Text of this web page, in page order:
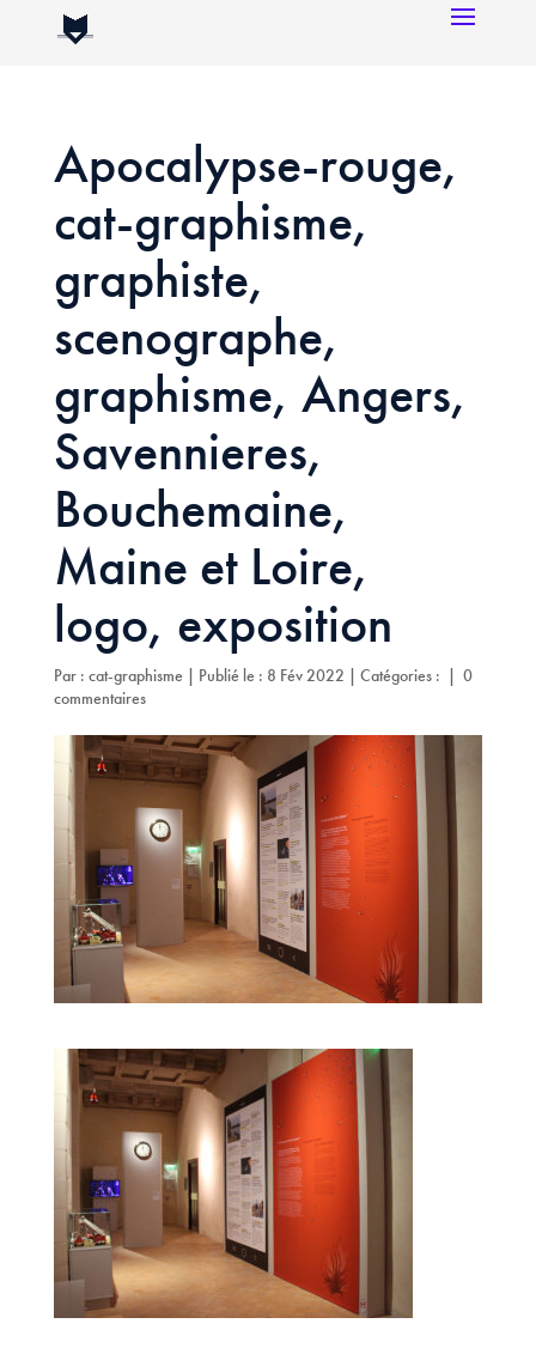
Apocalypse-rouge,
cat-graphisme,
graphiste,
scenographe,
graphisme, Angers,
Savennieres,
Bouchemaine,
Maine et Loire,
logo, exposition
Par : cat-graphisme | Publié le : 8 Fév 2022 | Catégories : | 0
commentaires